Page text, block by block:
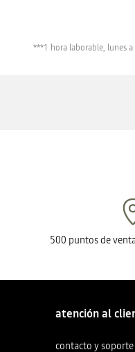
***1 hora laborable, lunes
500 puntos de
atención al
contacto y soporte